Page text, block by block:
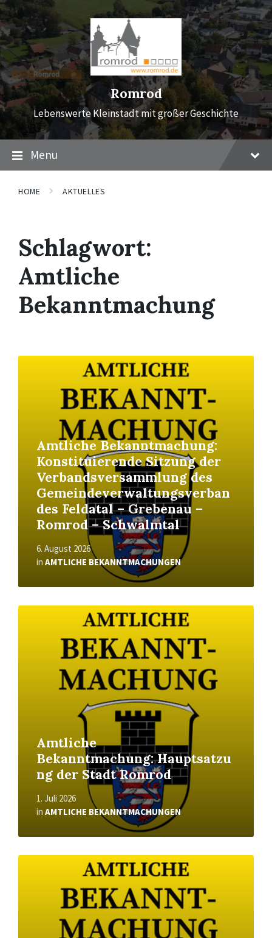
Skip
to
content
Skip
to
main
navigation
Skip
to
footer
Romrod
Lebenswerte Kleinstadt mit großer Geschichte
Menu
HOME AKTUELLES
Schlagwort:
Amtliche
Bekanntmachung
Amtliche Bekanntmachung:
Konstituierende Sitzung der
Verbandsversammlung des
Gemeindeverwaltungsverban
des Feldatal – Grebenau –
Romrod – Schwalmtal
6. August 2026
in AMTLICHE BEKANNTMACHUNGEN
Read
Amtliche
Bekanntmachung: Hauptsatzu
ng der Stadt Romrod
1. Juli 2026
in AMTLICHE BEKANNTMACHUNGEN
Read
Read